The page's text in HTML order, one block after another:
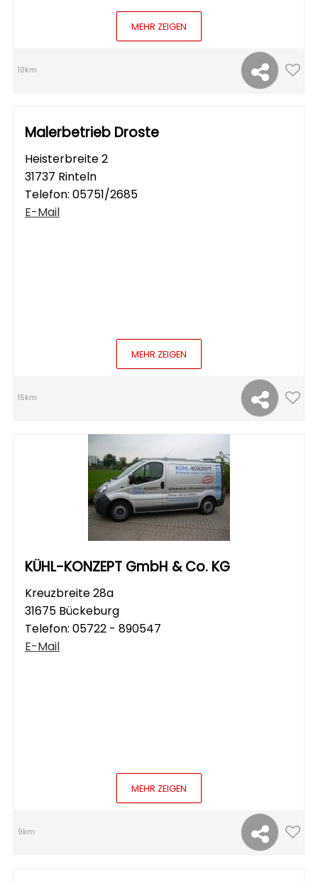
MEHR ZEIGEN
10km
Malerbetrieb Droste
Heisterbreite 2
31737 Rinteln
Telefon: 05751/2685
E-Mail
MEHR ZEIGEN
15km
KÜHL-KONZEPT GmbH & Co. KG
Kreuzbreite 28a
31675 Bückeburg
Telefon: 05722 - 890547
E-Mail
MEHR ZEIGEN
9km